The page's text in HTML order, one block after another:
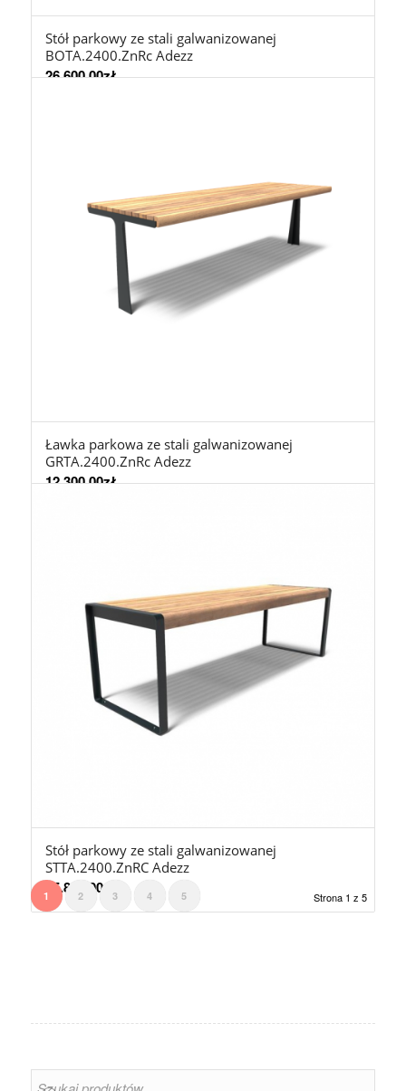
Stół parkowy ze stali galwanizowanej
BOTA.2400.ZnRc Adezz
26.600,00zł
Ławka parkowa ze stali galwanizowanej
GRTA.2400.ZnRc Adezz
12.300,00zł
Stół parkowy ze stali galwanizowanej
STTA.2400.ZnRC Adezz
15.800,00zł
Strona 1 z 5
1 2 3 4 5